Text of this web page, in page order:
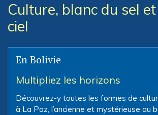
Culture, blanc du sel
ciel
En Bolivie
Multipliez les horizons
Découvrez-y toutes les formes de
à La Paz, l’ancienne et mystérieuse au